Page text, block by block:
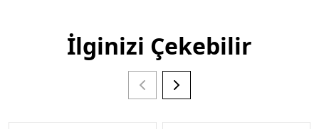
İlginizi Çekebilir